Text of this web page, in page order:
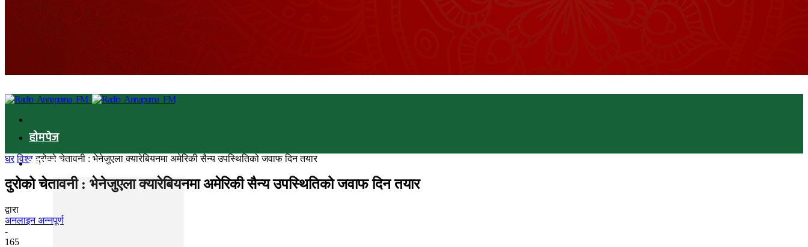
होमपेज
समाचार
घर विश्व दुरोको चेतावनी : भेनेजुएला क्यारेबियनमा अमेरिकी सैन्य उपस्थितिको जवाफ दिन तयार
दुरोको चेतावनी : भेनेजुएला क्यारेबियनमा अमेरिकी सैन्य उपस्थितिको जवाफ दिन तयार
द्वारा
अनलाइन अन्नपूर्ण
-
165